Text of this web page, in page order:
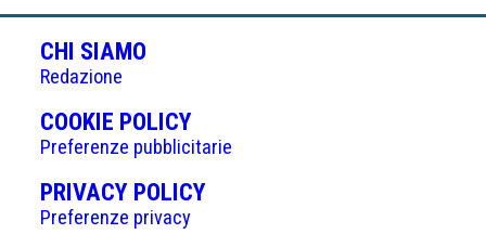
CHI SIAMO
Redazione
COOKIE POLICY(APRE
IN
UNA
NUOVA
Preferenze pubblicitarie
PRIVACY POLICY(APRE
Preferenze privacy